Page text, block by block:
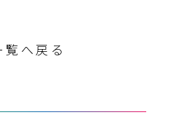
覧へ戻る